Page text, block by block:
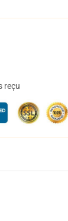
reçu